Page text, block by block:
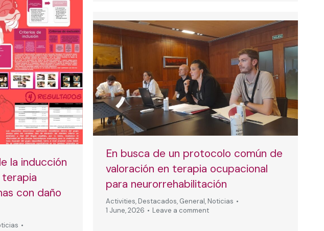
la inducción
con daño
En busca de un protocolo común de
valoración en terapia ocupacional
para neurorrehabilitación
Activities, Destacados, General, Noticias
1 June, 2026
Leave a comment